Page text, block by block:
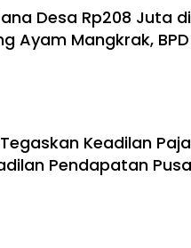
Desa Rp208 Juta di
Ayam Mangkrak, BPD
Keadilan
Pendapatan